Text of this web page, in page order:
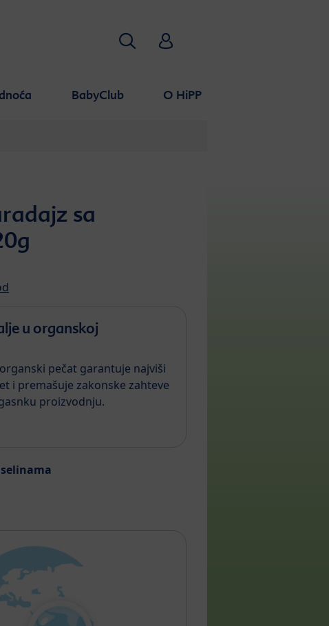
BabyClub O HiPP
Traži HiPP Babyclub
sa
u organskoj
pečat garantuje najviši
i premašuje zakonske zahteve
proizvodnju.